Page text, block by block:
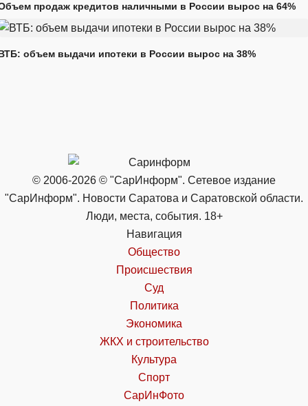
продаж кредитов наличными в России вырос на 64%
объем выдачи ипотеки в России вырос на 38%
© 2006-2026 © "СарИнформ". Сетевое издание
"СарИнформ". Новости Саратова и Саратовской области.
Люди, места, события. 18+
Навигация
Общество
Происшествия
Суд
Политика
Экономика
ЖКХ и строительство
Культура
Спорт
СарИнФото